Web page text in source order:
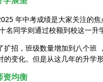
年中考成绩是大家关注的焦
名同学则通过校额到校这一升
招，班级数量增加到八个班
的变化。但是从这几年的升学
资均衡​